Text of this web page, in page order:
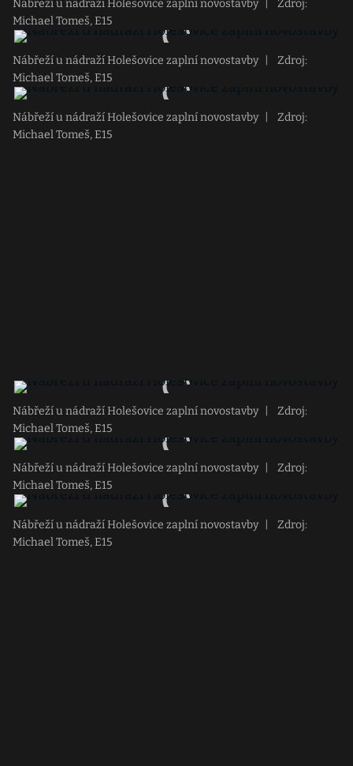
Nábřeží u nádraží Holešovice zaplní novostavby
Zdroj:
Michael Tomeš, E15
Nábřeží u nádraží Holešovice zaplní novostavby
Zdroj:
Michael Tomeš, E15
Nábřeží u nádraží Holešovice zaplní novostavby
Zdroj:
Michael Tomeš, E15
Nábřeží u nádraží Holešovice zaplní novostavby
Zdroj:
Michael Tomeš, E15
Nábřeží u nádraží Holešovice zaplní novostavby
Zdroj:
Michael Tomeš, E15
Nábřeží u nádraží Holešovice zaplní novostavby
Zdroj:
Michael Tomeš, E15